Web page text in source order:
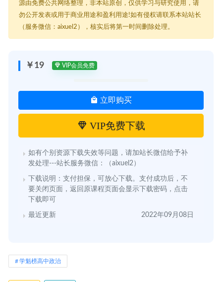
源由免费公共网络整理，非本站原创，仅供学习与研究使用，请
勿公开发表或用于商业用途和盈利用途!如有侵权请联系本站站长
（服务微信：aixuel2），核实后将第一时间删除处理。
￥19 VIP会员免费
立即购买
VIP免费下载
如有个别资源下载失效等问题，请加站长微信给予补
发处理---站长服务微信：（aixuel2）
下载说明：支付担保，可放心下载。支付成功后，不
要关闭页面，返回原课程页面会显示下载密码，点击
下载即可
最近更新 2022年09月08日
学魁榜高中政治